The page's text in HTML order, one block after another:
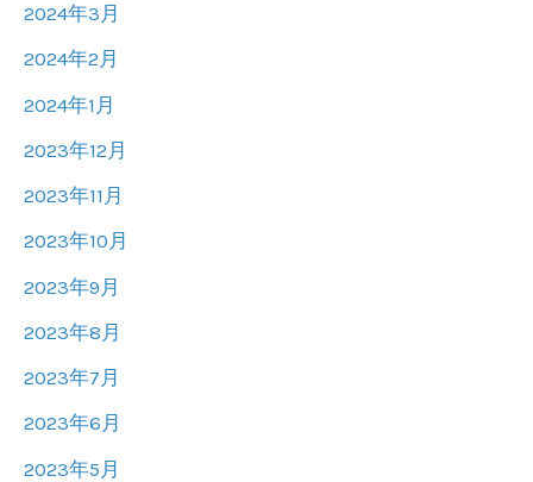
2024年3月
2024年2月
2024年1月
2023年12月
2023年11月
2023年10月
2023年9月
2023年8月
2023年7月
2023年6月
2023年5月